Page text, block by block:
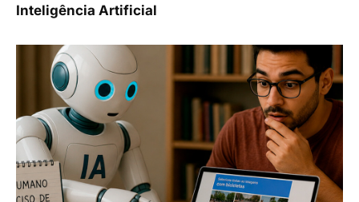
Inteligência Artificial